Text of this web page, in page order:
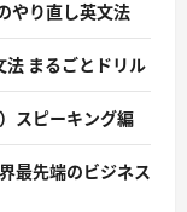
やり直し英文法
法 まるごとドリル
スピーキング編
最先端のビジネス